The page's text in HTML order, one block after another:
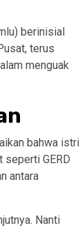
berinisial
terus
menguak
bahwa istri
GERD
antara
Nanti